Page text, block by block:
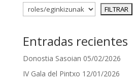
Entradas recientes
Donostia Sasoian 05/02/2026
IV Gala del Pintxo 12/01/2026